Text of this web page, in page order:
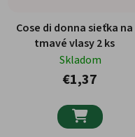
Cose di donna sieťka na
tmavé vlasy 2 ks
Skladom
€1,37
